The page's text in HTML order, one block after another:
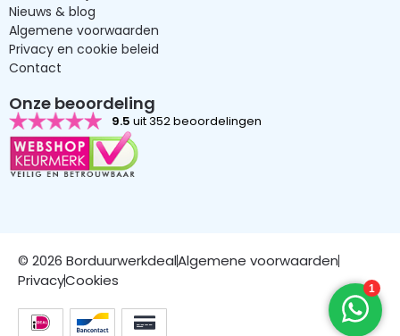
Nieuws & blog
Algemene voorwaarden
Privacy en cookie beleid
Contact
Onze beoordeling
9.5 uit 352 beoordelingen
© 2026 BorduurwerkdealAlgemene voorwaarden
PrivacyCookies